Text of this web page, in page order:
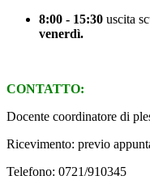
8:00 - 15:30 uscita
venerdì.
CONTATTO:
Docente coordinatore di
Ricevimento: previo
Telefono: 0721/910345